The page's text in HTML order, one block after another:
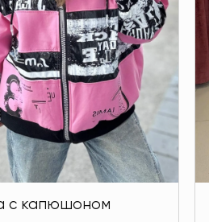
с капюшоном